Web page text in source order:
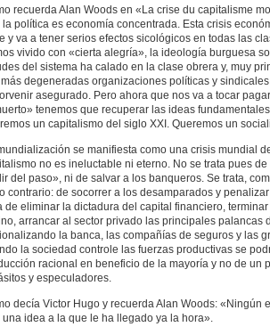
recuerda Alan Woods en «La crise du capitalisme
la política es economía concentrada. Esta crisis
y va a tener serios efectos sicológicos en todas las
vivido con «cierta alegría», la ideología burguesa
del sistema ha calado en la clase obrera y, muy
degeneradas organizaciones políticas y
asegurado. Pero ahora que nos va a tocar
tenemos que recuperar las ideas
un capitalismo del siglo XXI. Queremos un
se manifiesta como una crisis mundial
no es ineluctable ni eterno. No se trata pues
del paso», ni de salvar a los banqueros. Se trata,
contrario: de socorrer a los desamparados y
de eliminar la dictadura del capital financiero,
arrancar al sector privado las principales palancas
la banca, las compañías de seguros y las
la sociedad controle las fuerzas productivas se
racional en beneficio de la mayoría y no de un
y especuladores.
decía Victor Hugo y recuerda Alan Woods: «Ningún
una idea a la que le ha llegado ya la hora».